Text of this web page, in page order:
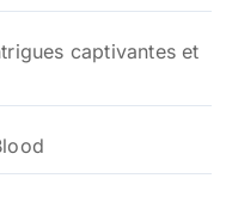
captivantes et